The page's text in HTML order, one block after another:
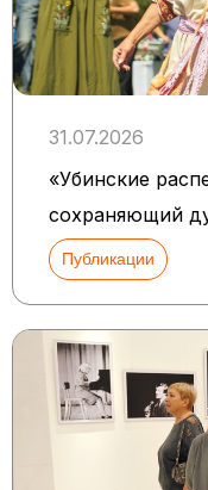
31.07.2026
«Убинские
сохраняющий
Публикации